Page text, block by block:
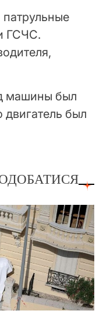
ГСЧС.
машины был
двигатель был